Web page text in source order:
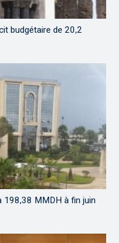
budgétaire de 20,2
198,38 MMDH à fin juin